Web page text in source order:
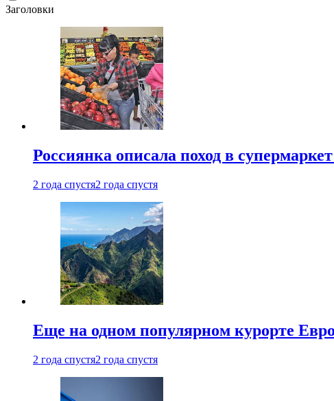
Заголовки
Россиянка описала поход в
2 года спустя2 года спустя
Еще на одном популярном курорте
2 года спустя2 года спустя